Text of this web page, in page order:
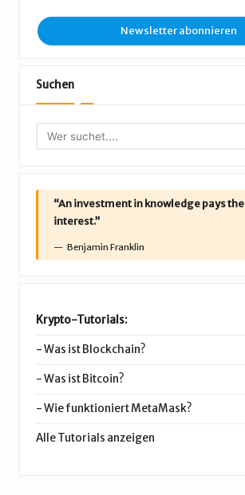
Newsletter abonnieren
Suchen
“An investment in knowledge pays
interest.”
Benjamin Franklin
Krypto-Tutorials:
-Was ist Blockchain?
-Was ist Bitcoin?
-Wie funktioniert MetaMask?
Alle Tutorials anzeigen